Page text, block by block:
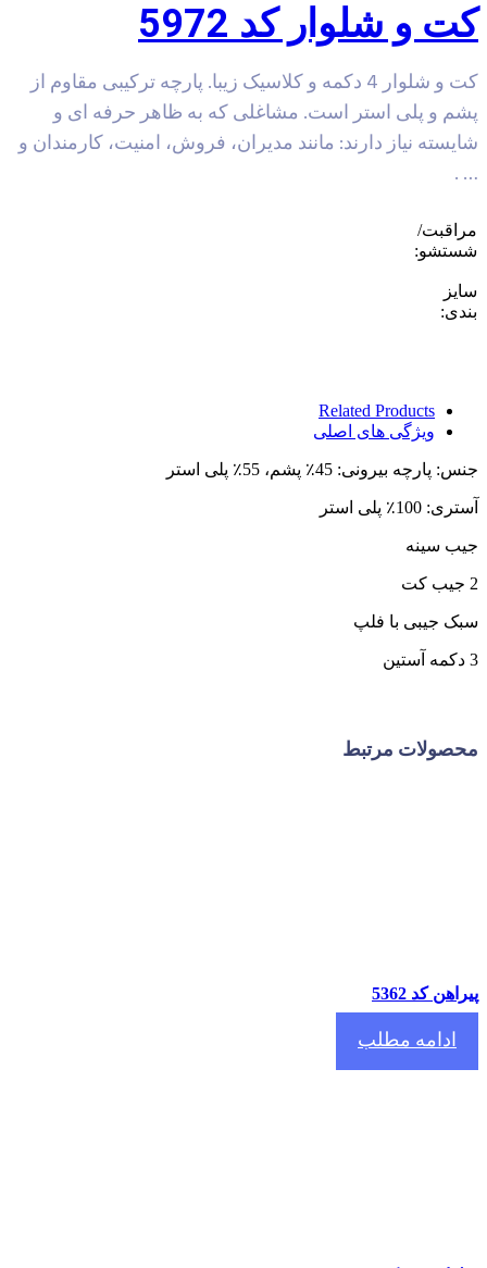
و شلوار کد 5972
کت و شلوار 4 دکمه و کلاسیک زیبا. پارچه ترکیبی مقاوم از
و پلی استر است. مشاغلی که به ظاهر حرفه ای و
نیاز دارند: مانند مدیران، فروش، امنیت، کارمندان و
Related Products
ویژگی های اصلی
بیرونی: 45٪ پشم، 55٪ پلی استر
پلی استر
سینه
جیبی با فلپ
مرتبط
کد 5362
ادامه مطلب